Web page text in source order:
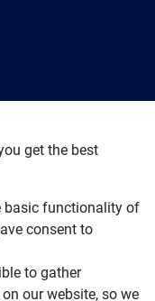
get the best
basic functionality of
consent to
to gather
our website, so we